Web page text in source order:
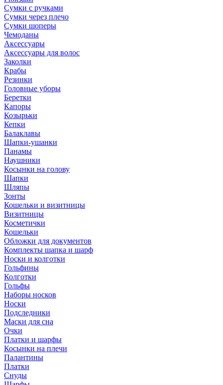
Сумки с ручками
Сумки через плечо
Сумки шоперы
Чемоданы
Аксессуары
Аксессуары для волос
Заколки
Крабы
Резинки
Головные уборы
Беретки
Капоры
Козырьки
Кепки
Балаклавы
Шапки-ушанки
Панамы
Наушники
Косынки на голову
Шапки
Шляпы
Зонты
Кошельки и визитницы
Визитницы
Косметички
Кошельки
Обложки для документов
Комплекты шапка и шарф
Носки и колготки
Гольфины
Колготки
Гольфы
Наборы носков
Носки
Подследники
Маски для сна
Очки
Платки и шарфы
Косынки на плечи
Палантины
Платки
Снуды